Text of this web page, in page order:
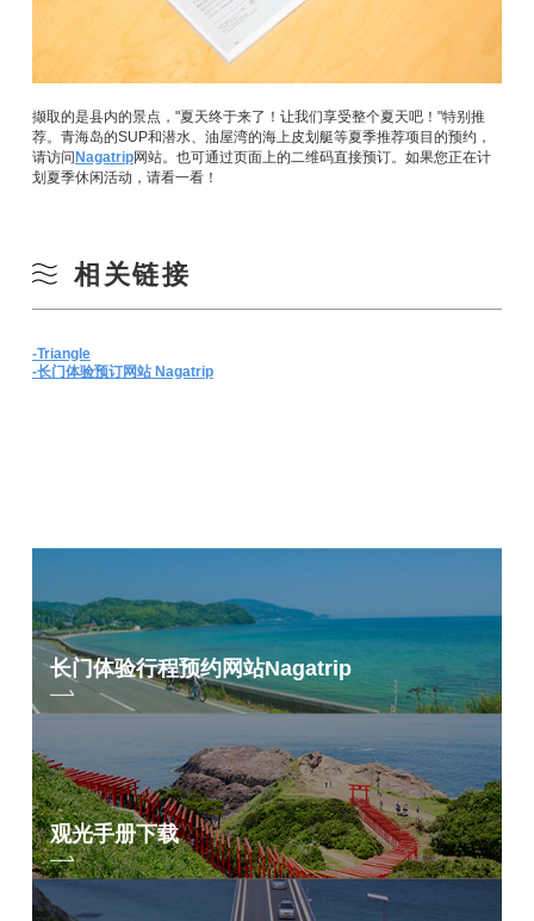
撷取的是县内的景点，"夏天终于来了！让我们享受整个夏天吧！"特别推
荐。青海岛的SUP和潜水、油屋湾的海上皮划艇等夏季推荐项目的预约，
请访问Nagatrip网站。也可通过页面上的二维码直接预订。如果您正在计
划夏季休闲活动，请看一看！
相关链接
-Triangle
-长门体验预订网站 Nagatrip
长门体验行程预约网站Nagatrip
观光手册下载